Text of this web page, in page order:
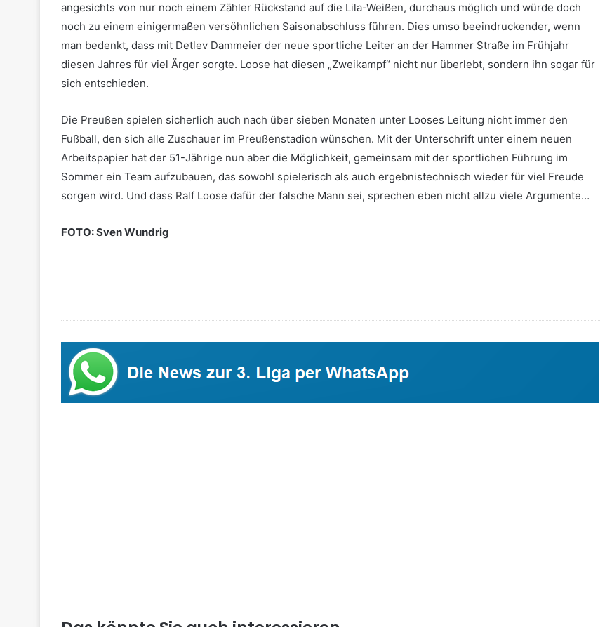
angesichts von nur noch einem Zähler Rückstand auf die Lila-Weißen, durchaus möglich und würde doch
noch zu einem einigermaßen versöhnlichen Saisonabschluss führen. Dies umso beeindruckender, wenn
man bedenkt, dass mit Detlev Dammeier der neue sportliche Leiter an der Hammer Straße im Frühjahr
diesen Jahres für viel Ärger sorgte. Loose hat diesen „Zweikampf“ nicht nur überlebt, sondern ihn sogar für
sich entschieden.
Die Preußen spielen sicherlich auch nach über sieben Monaten unter Looses Leitung nicht immer den
Fußball, den sich alle Zuschauer im Preußenstadion wünschen. Mit der Unterschrift unter einem neuen
Arbeitspapier hat der 51-Jährige nun aber die Möglichkeit, gemeinsam mit der sportlichen Führung im
Sommer ein Team aufzubauen, das sowohl spielerisch als auch ergebnistechnisch wieder für viel Freude
sorgen wird. Und dass Ralf Loose dafür der falsche Mann sei, sprechen eben nicht allzu viele Argumente…
FOTO: Sven Wundrig